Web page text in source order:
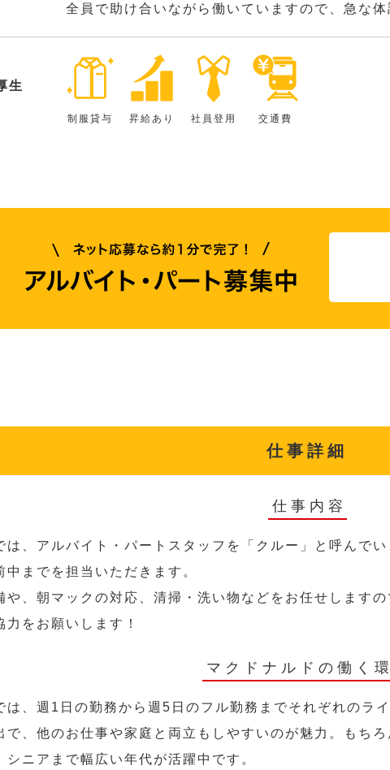
全員で助け合いながら働いていますので、急な
生
制服貸与 昇給あり 社員登用 交通費
仕事詳細
仕事内容
は、アルバイト・パートスタッフを「クルー」と呼んで
中までを担当いただきます。
や、朝マックの対応、清掃・洗い物などをお任せします
力をお願いします！
マクドナルドの働く
は、週1日の勤務から週5日のフル勤務までそれぞれのラ
で、他のお仕事や家庭と両立もしやすいのが魅力。もち
シニアまで幅広い年代が活躍中です。